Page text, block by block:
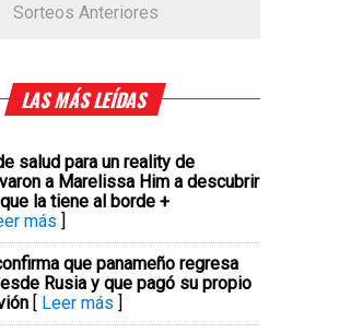
Sorteos Anteriores
LAS MÁS LEÍDAS
salud para un reality de
a Marelissa Him a descubrir
la tiene al borde +
más ]
que panameño regresa
Rusia y que pagó su propio
[ Leer más ]